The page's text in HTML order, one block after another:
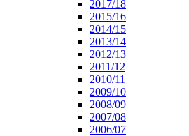
2017/18
2015/16
2014/15
2013/14
2012/13
2011/12
2010/11
2009/10
2008/09
2007/08
2006/07